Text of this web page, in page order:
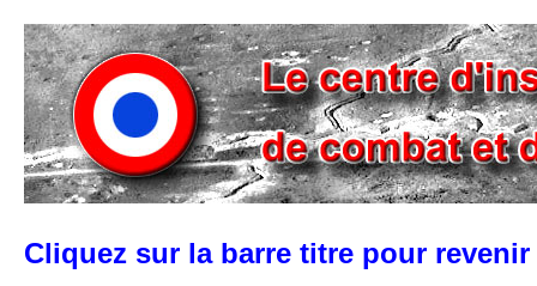
Cliquez sur la barre titre pour